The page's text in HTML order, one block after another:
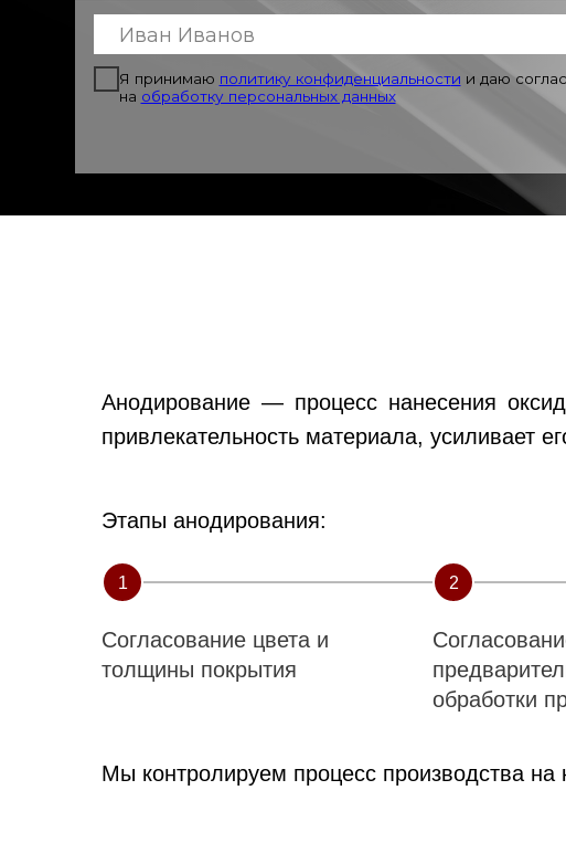
Анодирование — процесс нанесения
привлекательность материала, усиливает
Этапы анодирования:
1
Согласование цвета и
толщины покрытия
2
обработки
Мы контролируем процесс производства